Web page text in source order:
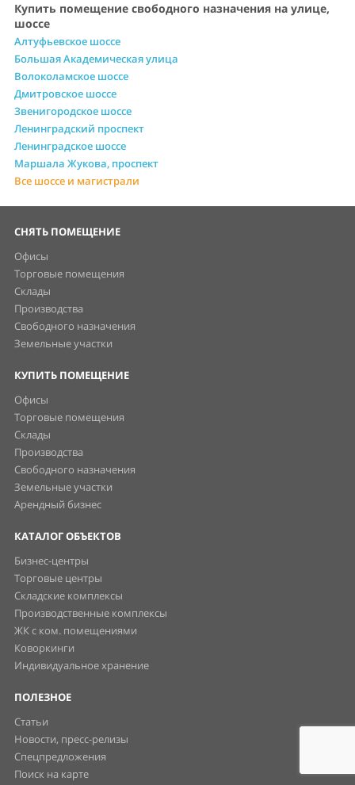
Купить помещение свободного назначения на улице,
шоссе
Алтуфьевское шоссе
Большая Академическая улица
Волоколамское шоссе
Дмитровское шоссе
Звенигородское шоссе
Ленинградский проспект
Ленинградское шоссе
Маршала Жукова, проспект
Все шоссе и магистрали
СНЯТЬ ПОМЕЩЕНИЕ
Офисы
Торговые помещения
Склады
Производства
Свободного назначения
Земельные участки
КУПИТЬ ПОМЕЩЕНИЕ
Офисы
Торговые помещения
Склады
Производства
Свободного назначения
Земельные участки
Арендный бизнес
КАТАЛОГ ОБЪЕКТОВ
Бизнес-центры
Торговые центры
Складские комплексы
Производственные комплексы
ЖК с ком. помещениями
Коворкинги
Индивидуальное хранение
ПОЛЕЗНОЕ
Статьи
Новости, пресс-релизы
Спецпредложения
Поиск на карте